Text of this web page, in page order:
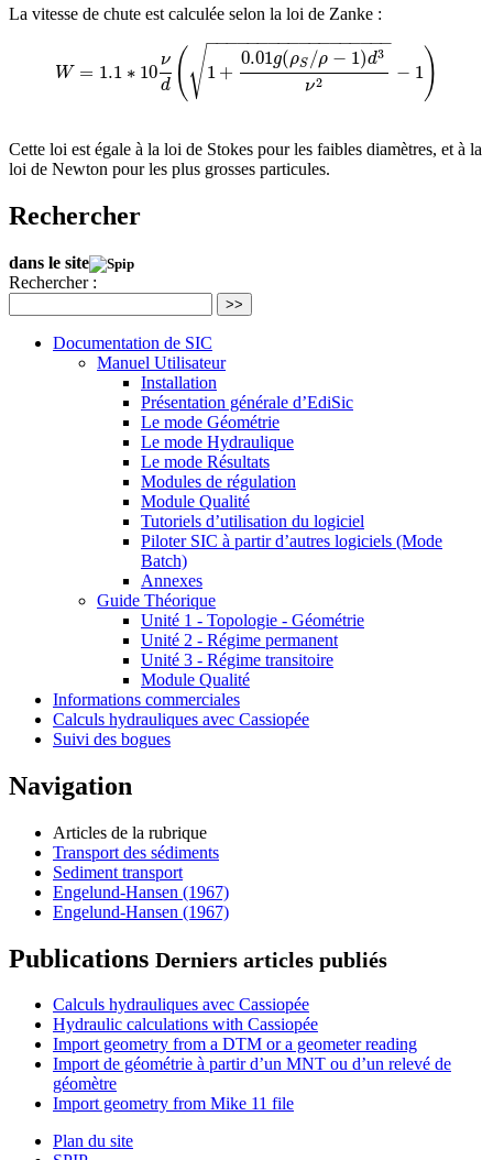
La vitesse de chute est calculée selon la loi de Zanke :
W = 1.1 ∗ 10
ν
d ( 1 +
0.01g(ρS /ρ − 1)d3
ν2
− −
−−−−−−−−−−−−−−−−
√ − 1)
W =1.1∗10 νd(1 +0.01g(ρS/ρ−1)d3ν2−1)
Cette loi est égale à la loi de Stokes pour les faibles diamètres, et à la
loi de Newton pour les plus grosses particules.
Rechercher
dans le site
Rechercher :
>>
Documentation de SIC
Manuel Utilisateur
Installation
Présentation générale d’EdiSic
Le mode Géométrie
Le mode Hydraulique
Le mode Résultats
Modules de régulation
Module Qualité
Tutoriels d’utilisation du logiciel
Piloter SIC à partir d’autres logiciels (Mode
Batch)
Annexes
Guide Théorique
Unité 1 - Topologie - Géométrie
Unité 2 - Régime permanent
Unité 3 - Régime transitoire
Module Qualité
Informations commerciales
Calculs hydrauliques avec Cassiopée
Suivi des bogues
Navigation
Articles de la rubrique
Transport des sédiments
Sediment transport
Engelund-Hansen (1967)
Engelund-Hansen (1967)
Publications Derniers articles publiés
Calculs hydrauliques avec Cassiopée
Hydraulic calculations with Cassiopée
Import geometry from a DTM or a geometer reading
Import de géométrie à partir d’un MNT ou d’un relevé de
géomètre
Import geometry from Mike 11 file
Plan du site